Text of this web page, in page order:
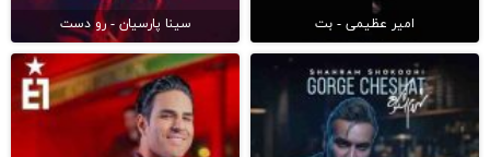
امیر عظیمی - بت سینا پارسیان - رو دست